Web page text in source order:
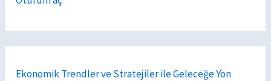
Ekonomik Trendler ve Stratejiler ile Geleceğe Yön